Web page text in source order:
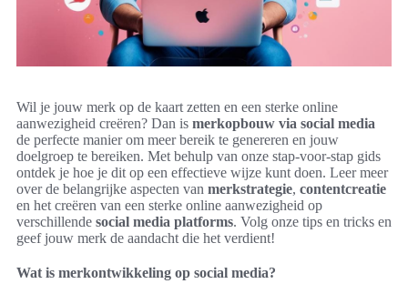
Wil je jouw merk op de kaart zetten en een sterke online
aanwezigheid creëren? Dan is merkopbouw via social media
de perfecte manier om meer bereik te genereren en jouw
doelgroep te bereiken. Met behulp van onze stap-voor-stap gids
ontdek je hoe je dit op een effectieve wijze kunt doen. Leer meer
over de belangrijke aspecten van merkstrategie, contentcreatie
en het creëren van een sterke online aanwezigheid op
verschillende social media platforms. Volg onze tips en tricks en
geef jouw merk de aandacht die het verdient!
Wat is merkontwikkeling op social media?